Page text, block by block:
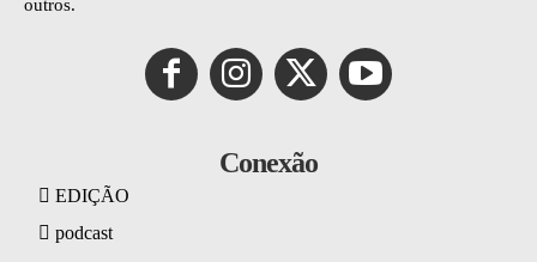
outros.
Conexão
EDIÇÃO
podcast